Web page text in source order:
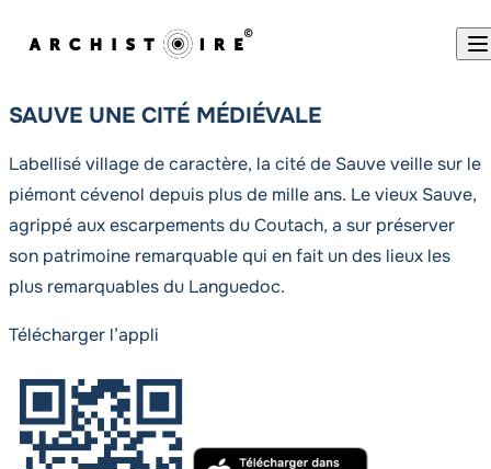
SAUVE UNE CITÉ MÉDIÉVALE
Labellisé village de caractère, la cité de Sauve veille sur le
piémont cévenol depuis plus de mille ans. Le vieux Sauve,
agrippé aux escarpements du Coutach, a sur préserver
son patrimoine remarquable qui en fait un des lieux les
plus remarquables du Languedoc.
Télécharger l’appli